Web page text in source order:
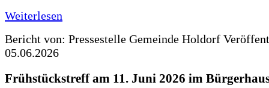
Weiterlesen
Bericht von: Pressestelle Gemeinde Holdorf
05.06.2026
Frühstückstreff am 11. Juni 2026 im